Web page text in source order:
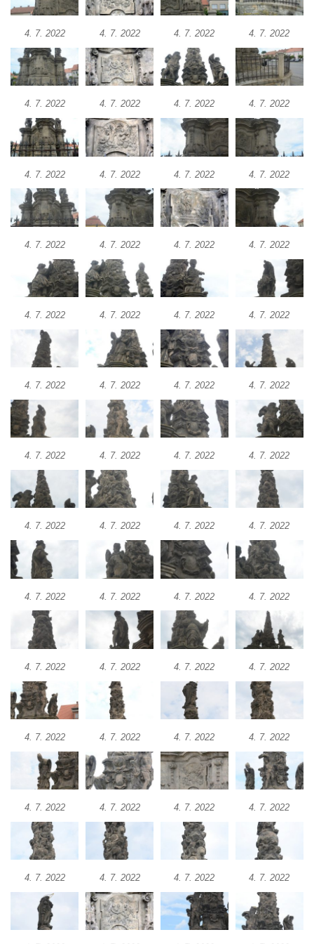
Sloup svatého Jana Nepomuckého v
Rokycanech
Sloup Panny Marie v Červeném Hrádku
Sloup se sochou Piety v Jirkově
Torzo sloupu neznámého určení v Klášterci
nad Ohří
Sloup Panny Marie v Libochovicích
Sloup Nejsvětější Trojice v Jáchymově
Sloup Nejsvětější Trojice ve Valči
Sloup Panny Marie ve Valči
Sloup svatého Jana Nepomuckého v Horní
Blatné
Sloup Panny Marie Polické v Horní Polici
Sloup Panny Marie v Horní Polici
Sloup se sochou svatého Šebestiána v
Sloup Panny Marie v Okounově
Sloup Panny Marie v Hradci Králové
Sloup Panny Marie v Turnově
Sloup s kaplicí v Železném Brodě
Sloup s kaplicí v Hořicích
Sloup Panny Marie v Semilech
Sloup Panny Marie v Benešově nad
Ploučnicí
Sloup Panny Marie v Kynšperku nad Ohří
Sloup Nejsvětější Trojice v Kynšperku nad
Ohří
Sloup Panny Marie ve Stříbře
Sloup svatého Floriána v Bezdružicích
Sloup Nejsvětější Trojice ve Žluticích
Sloup Panny Marie s Ježíškem u hřbitova v
Místě
Sloup se sochami Ukřižovaného a Bolestné
Místě
Pilíř s Ukřižovaným a reliéfem Bolestné
Panny Marie v Místě
Sloup s kaplicemi v Místě
Sloup Nejsvětější Trojice v Místě
4. 7. 2022 4. 7. 2022 4. 7. 2022 4. 7. 2022
4. 7. 2022 4. 7. 2022 4. 7. 2022 4. 7. 2022
4. 7. 2022 4. 7. 2022 4. 7. 2022 4. 7. 2022
4. 7. 2022 4. 7. 2022 4. 7. 2022 4. 7. 2022
4. 7. 2022 4. 7. 2022 4. 7. 2022 4. 7. 2022
4. 7. 2022 4. 7. 2022 4. 7. 2022 4. 7. 2022
4. 7. 2022 4. 7. 2022 4. 7. 2022 4. 7. 2022
4. 7. 2022 4. 7. 2022 4. 7. 2022 4. 7. 2022
4. 7. 2022 4. 7. 2022 4. 7. 2022 4. 7. 2022
4. 7. 2022 4. 7. 2022 4. 7. 2022 4. 7. 2022
4. 7. 2022 4. 7. 2022 4. 7. 2022 4. 7. 2022
4. 7. 2022 4. 7. 2022 4. 7. 2022 4. 7. 2022
4. 7. 2022 4. 7. 2022 4. 7. 2022 4. 7. 2022